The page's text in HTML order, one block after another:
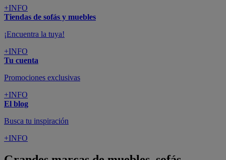
+INFO
Tiendas de sofás y muebles
¡Encuentra la tuya!
+INFO
Tu cuenta
Promociones exclusivas
+INFO
El blog
Busca tu inspiración
+INFO